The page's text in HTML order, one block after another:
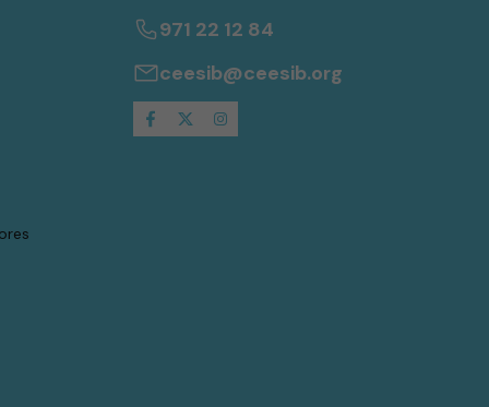
971 22 12 84
ceesib@ceesib.org